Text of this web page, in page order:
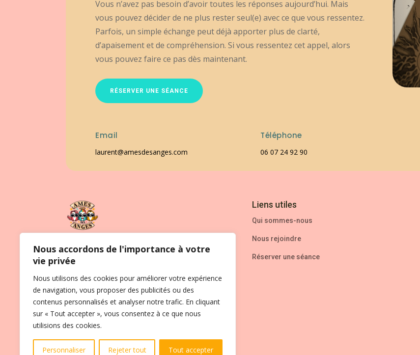
Nous accordons de l'importance à votre
vie privée
Nous utilisons des cookies pour améliorer votre expérience
de navigation, vous proposer des publicités ou des
contenus personnalisés et analyser notre trafic. En cliquant
sur « Tout accepter », vous consentez à ce que nous
utilisions des cookies.
Personnaliser Rejeter tout Tout accepter
Vous n’avez pas besoin d’avoir toutes les réponses aujourd’hui. Mais
vous pouvez décider de ne plus rester seul(e) avec ce que vous ressentez.
Parfois, un simple échange peut déjà apporter plus de clarté,
d’apaisement et de compréhension. Si vous ressentez cet appel, alors
vous pouvez faire ce pas dès maintenant.
RÉSERVER UNE SÉANCE
Email
laurent@amesdesanges.com
Téléphone
06 07 24 92 90
Laissez-vous guider par mon intuition et mon
dans votre vie. Prenez rendez-vous dès
aujourd’hui directement avec moi et
avançons ensemble sur votre chemin.
Liens utiles
Qui sommes-nous
Nous rejoindre
Réserver une séance